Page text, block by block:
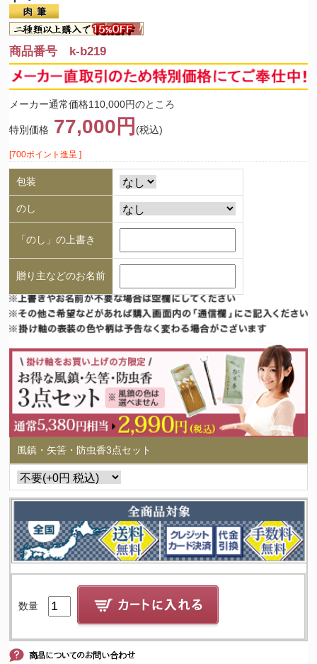
商品番号 k-b219
メーカー通常価格110,000円のところ
特別価格 77,000円 (税込)
[700ポイント進呈 ]
包装
のし
「のし」の上書き
贈り主などのお名前
風鎮・矢筈・防虫香3点セット
数量